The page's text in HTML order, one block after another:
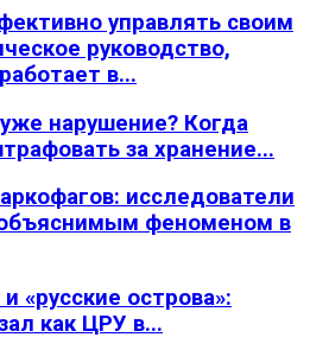
управлять своим
руководство,
в...
нарушение? Когда
за хранение...
исследователи
феноменом в
«русские острова»:
как ЦРУ в...